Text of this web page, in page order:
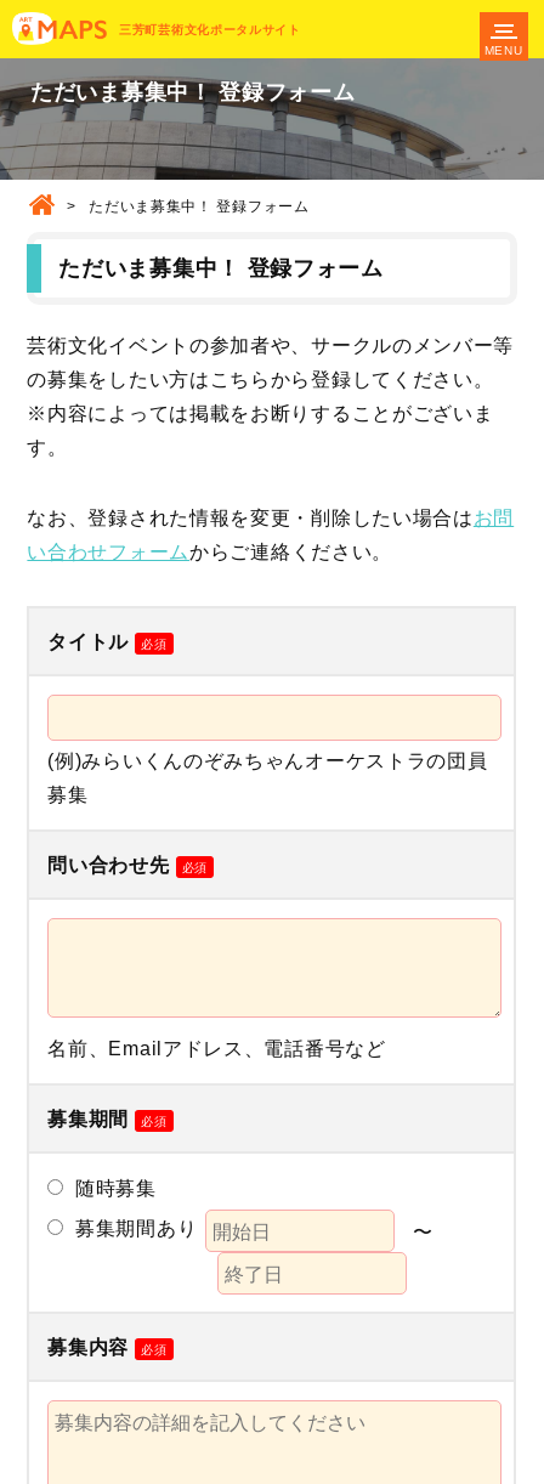
三芳町芸術文化ポータルサイト
MENU
ただいま募集中！ 登録フォーム
> ただいま募集中！ 登録フォーム
ただいま募集中！ 登録フォーム
芸術文化イベントの参加者や、サークルのメンバー等
の募集をしたい方はこちらから登録してください。
※内容によっては掲載をお断りすることがございま
す。
なお、登録された情報を変更・削除したい場合はお問
い合わせフォームからご連絡ください。
タイトル 必須
(例)みらいくんのぞみちゃんオーケストラの団員
募集
問い合わせ先 必須
名前、Emailアドレス、電話番号など
募集期間 必須
随時募集
募集期間あり
〜
募集内容 必須